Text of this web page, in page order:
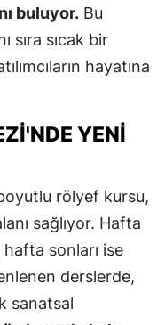
buluyor. Bu
sıra sıcak bir
hayatına
YENI
rölyef kursu,
sağlıyor. Hafta
hafta sonları ise
derslerde,
sanatsal